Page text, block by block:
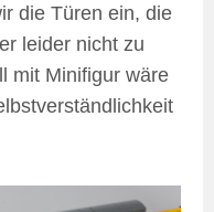
die Türen ein, die
leider nicht zu
mit Minifigur wäre